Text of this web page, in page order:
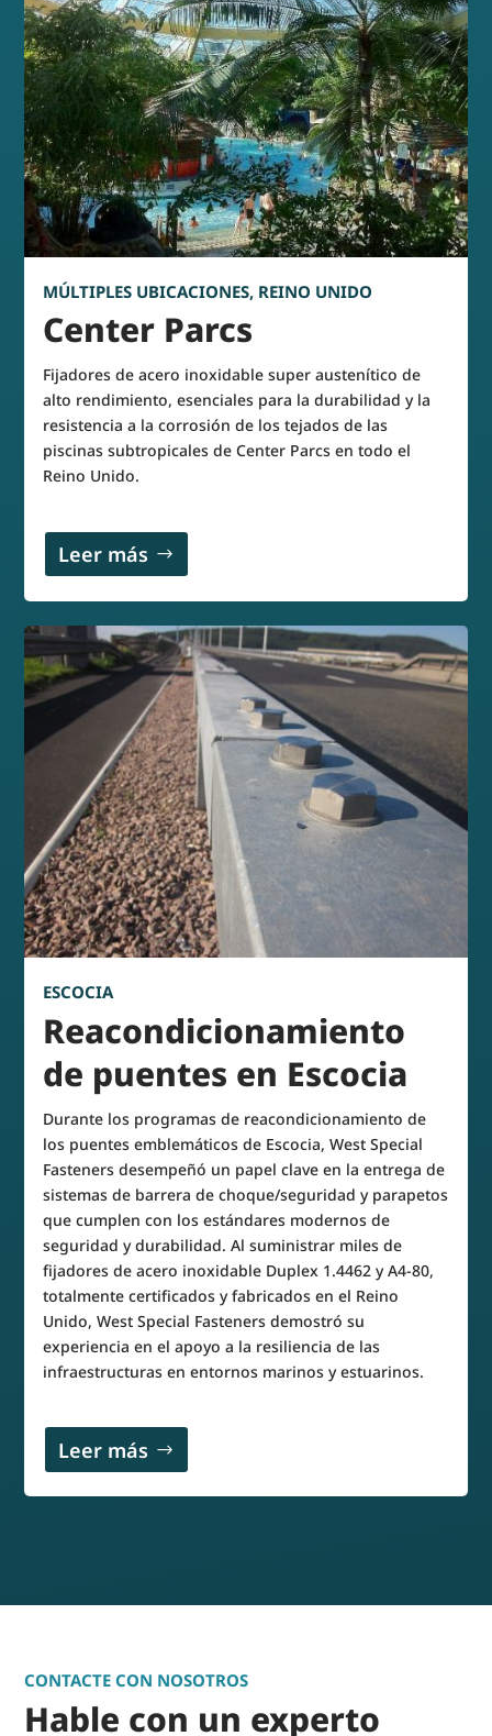
MÚLTIPLES UBICACIONES, REINO UNIDO
Center Parcs
Fijadores de acero inoxidable super austenítico de
alto rendimiento, esenciales para la durabilidad y la
resistencia a la corrosión de los tejados de las
piscinas subtropicales de Center Parcs en todo el
Reino Unido.
Leer más
ESCOCIA
Reacondicionamiento
de puentes en Escocia
Durante los programas de reacondicionamiento de
los puentes emblemáticos de Escocia, West Special
Fasteners desempeñó un papel clave en la entrega de
sistemas de barrera de choque/seguridad y parapetos
que cumplen con los estándares modernos de
seguridad y durabilidad. Al suministrar miles de
fijadores de acero inoxidable Duplex 1.4462 y A4-80,
totalmente certificados y fabricados en el Reino
Unido, West Special Fasteners demostró su
experiencia en el apoyo a la resiliencia de las
infraestructuras en entornos marinos y estuarinos.
Leer más
CONTACTE CON NOSOTROS
Hable con un experto